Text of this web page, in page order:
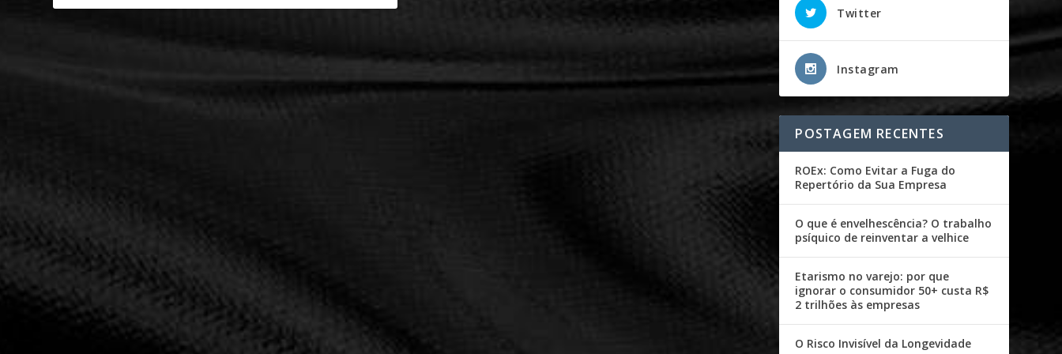
Twitter
Instagram
POSTAGEM RECENTES
ROEx: Como Evitar a Fuga do
Repertório da Sua Empresa
O que é envelhescência? O trabalho
psíquico de reinventar a velhice
Etarismo no varejo: por que
ignorar o consumidor 50+ custa R$
2 trilhões às empresas
O Risco Invisível da Longevidade